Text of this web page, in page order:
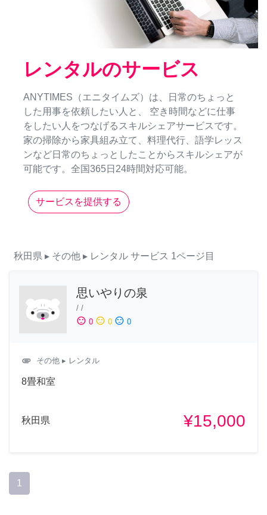
レンタルのサービス
ANYTIMES（エニタイムズ）は、日常のちょっと
した用事を依頼したい人と、 空き時間などに仕事
をしたい人をつなげるスキルシェアサービスです。
家の掃除から家具組み立て、料理代行、語学レッス
ンなど日常のちょっとしたことからスキルシェアが
可能です。全国365日24時間対応可能。
サービスを提供する
秋田県 ▸ その他 ▸ レンタル サービス 1ページ目
思いやりの泉
/ /
sentiment_satisfied 0 sentiment_neutral 0 sentiment_dissatisfied 0
attachment その他 ▸ レンタル
8畳和室
秋田県 ¥15,000
1